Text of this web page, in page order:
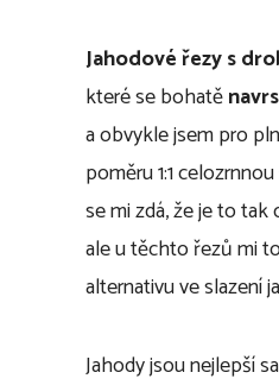
Jahodové řezy s
které se bohatě
a obvykle jsem pro
poměru 1:1
se mi zdá, že je to
ale u těchto řezů mi
alternativu ve slazení
Jahody jsou nejlepší